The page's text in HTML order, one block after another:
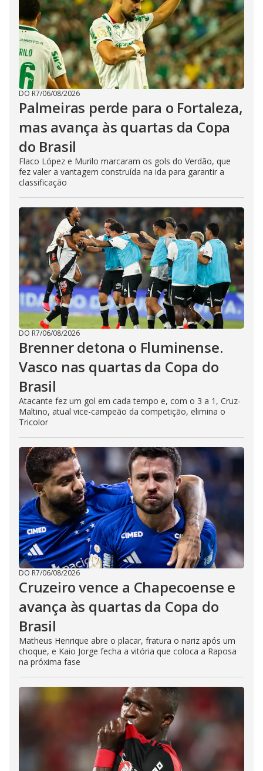
DO R7/06/08/2026
Palmeiras perde para o Fortaleza,
mas avança às quartas da Copa
do Brasil
Flaco López e Murilo marcaram os gols do Verdão, que
fez valer a vantagem construída na ida para garantir a
classificação
DO R7/06/08/2026
Brenner detona o Fluminense.
Vasco nas quartas da Copa do
Brasil
Atacante fez um gol em cada tempo e, com o 3 a 1, Cruz-
Maltino, atual vice-campeão da competição, elimina o
Tricolor
DO R7/06/08/2026
Cruzeiro vence a Chapecoense e
avança às quartas da Copa do
Brasil
Matheus Henrique abre o placar, fratura o nariz após um
choque, e Kaio Jorge fecha a vitória que coloca a Raposa
na próxima fase